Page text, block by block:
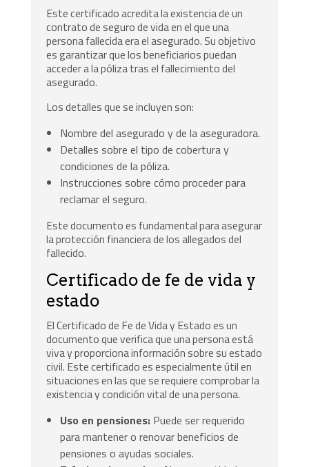
Este certificado acredita la existencia de un
contrato de seguro de vida en el que una
persona fallecida era el asegurado. Su objetivo
es garantizar que los beneficiarios puedan
acceder a la póliza tras el fallecimiento del
asegurado.
Los detalles que se incluyen son:
Nombre del asegurado y de la aseguradora.
Detalles sobre el tipo de cobertura y
condiciones de la póliza.
Instrucciones sobre cómo proceder para
reclamar el seguro.
Este documento es fundamental para asegurar
la protección financiera de los allegados del
fallecido.
Certificado de fe de vida y
estado
El Certificado de Fe de Vida y Estado es un
documento que verifica que una persona está
viva y proporciona información sobre su estado
civil. Este certificado es especialmente útil en
situaciones en las que se requiere comprobar la
existencia y condición vital de una persona.
Uso en pensiones: Puede ser requerido
para mantener o renovar beneficios de
pensiones o ayudas sociales.